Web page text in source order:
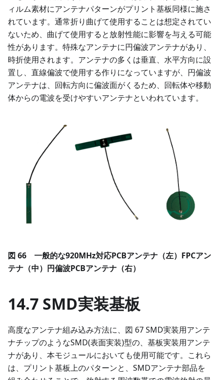
ィルム素材にアンテナパターンがプリント基板同様に施さ
れています。通常折り曲げて使用することは想定されてい
ないため、曲げて使用すると放射性能に影響を与える可能
性があります。特殊なアンテナに円偏波アンテナがあり、
時折使用されます。アンテナの多くは垂直、水平方向に設
置し、直線偏波で使用する作りになっていますが、円偏波
アンテナは、回転方向に偏波面がくるため、回転体や移動
体からの電波を受けやすいアンテナといわれています。
図 66 一般的な920MHz対応PCBアンテナ（左）FPCアン
テナ（中）円偏波PCBアンテナ（右）
14.7 SMD実装基板
高度なアンテナ組み込み方法に、図 67 SMD実装用アンテ
ナチップのようなSMD(表面実装)型の、基板実装用アンテ
ナがあり、本モジュールにおいても使用可能です。これら
は、プリント基板上のパターンと、SMDアンテナ部品を